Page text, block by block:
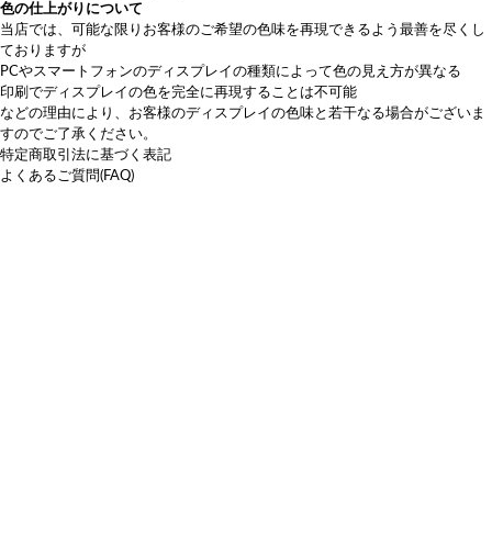
色の仕上がりについて
当店では、可能な限りお客様のご希望の色味を再現できるよう最善を尽くし
ておりますが
PCやスマートフォンのディスプレイの種類によって色の見え方が異なる
印刷でディスプレイの色を完全に再現することは不可能
などの理由により、お客様のディスプレイの色味と若干なる場合がございま
すのでご了承ください。
特定商取引法に基づく表記
よくあるご質問(FAQ)